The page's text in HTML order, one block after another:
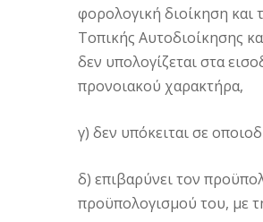
φορολογική διοίκηση και
Τοπικής Αυτοδιοίκησης
δεν υπολογίζεται στα
προνοιακού χαρακτήρα,
γ) δεν υπόκειται σε
δ) επιβαρύνει τον
προϋπολογισμού του, με